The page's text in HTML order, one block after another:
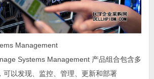
Management
Systems Management 产品组合包含多
可以发现、监控、管理、更新和部署